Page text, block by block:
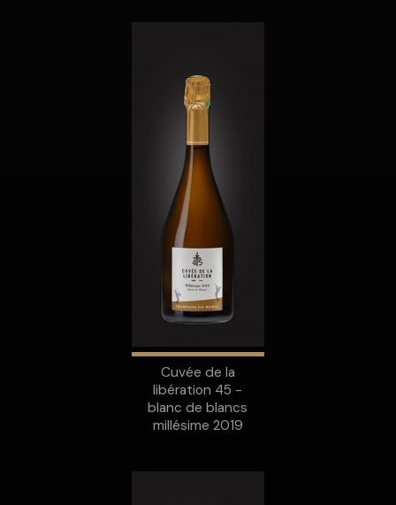
Cuvée de la
libération 45 -
blanc de blancs
millésime 2019